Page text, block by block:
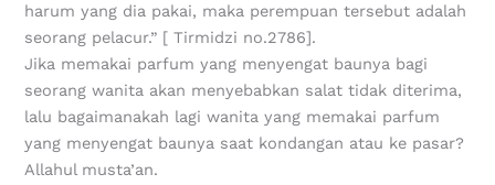
harum yang dia pakai, maka perempuan tersebut adalah
seorang pelacur.” [ Tirmidzi no.2786].
Jika memakai parfum yang menyengat baunya bagi
seorang wanita akan menyebabkan salat tidak diterima,
lalu bagaimanakah lagi wanita yang memakai parfum
yang menyengat baunya saat kondangan atau ke pasar?
Allahul musta’an.